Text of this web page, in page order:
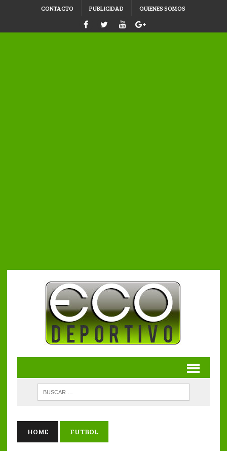
CONTACTO PUBLICIDAD QUIENES SOMOS
HOME FUTBOL